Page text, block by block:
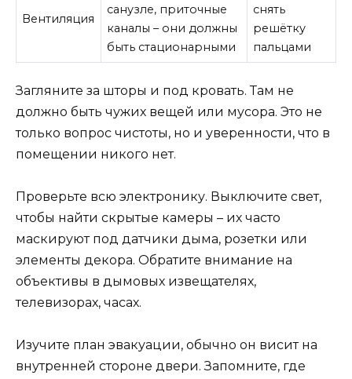
Вентиляция
санузле, приточные
каналы – они должны
быть стационарными
снять
решётку
пальцами
Загляните за шторы и под кровать. Там не
должно быть чужих вещей или мусора. Это не
только вопрос чистоты, но и уверенности, что в
помещении никого нет.
Проверьте всю электронику. Выключите свет,
чтобы найти скрытые камеры – их часто
маскируют под датчики дыма, розетки или
элементы декора. Обратите внимание на
объективы в дымовых извещателях,
телевизорах, часах.
Изучите план эвакуации, обычно он висит на
внутренней стороне двери. Запомните, где